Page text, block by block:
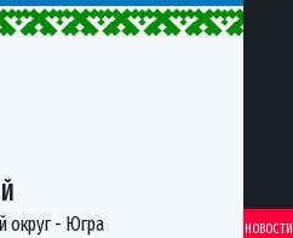
округ - Югра НОВОСТИ